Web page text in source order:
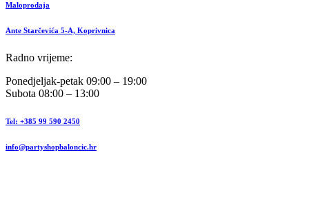
Maloprodaja
Ante Starčevića 5-A, Koprivnica
Radno vrijeme:
Ponedjeljak-petak 09:00 – 19:00
Subota 08:00 – 13:00
Tel: +385 99 590 2450
info@partyshopbaloncic.hr